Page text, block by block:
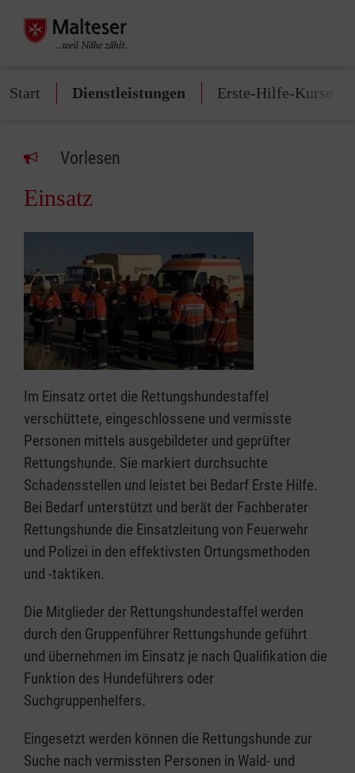
Start Dienstleistungen Erste-Hilfe-Kurse
Vorlesen
Einsatz
Im Einsatz ortet die Rettungshundestaffel
verschüttete, eingeschlossene und vermisste
Personen mittels ausgebildeter und geprüfter
Rettungshunde. Sie markiert durchsuchte
Schadensstellen und leistet bei Bedarf Erste Hilfe.
Bei Bedarf unterstützt und berät der Fachberater
Rettungshunde die Einsatzleitung von Feuerwehr
und Polizei in den effektivsten Ortungsmethoden
und -taktiken.
Die Mitglieder der Rettungshundestaffel werden
durch den Gruppenführer Rettungshunde geführt
und übernehmen im Einsatz je nach Qualifikation die
Funktion des Hundeführers oder
Suchgruppenhelfers.
Eingesetzt werden können die Rettungshunde zur
Suche nach vermissten Personen in Wald- und